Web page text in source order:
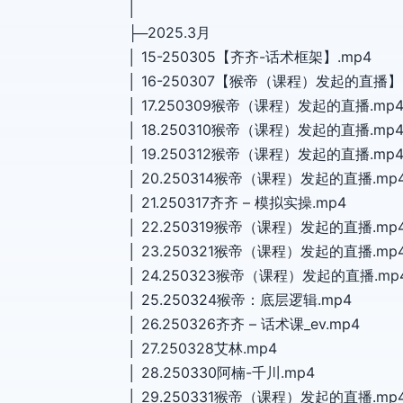
├─2025.3月
│ 15-250305【齐齐-话术框架】.mp4
│ 16-250307【猴帝（课程）发起的直播
│ 17.250309猴帝（课程）发起的直播.mp4
│ 18.250310猴帝（课程）发起的直播.mp4
│ 19.250312猴帝（课程）发起的直播.mp4
│ 20.250314猴帝（课程）发起的直播
│ 21.250317齐齐 – 模拟实操.mp4
│ 22.250319猴帝（课程）发起的直播
│ 23.250321猴帝（课程）发起的直播
│ 24.250323猴帝（课程）发起的直播
│ 25.250324猴帝：底层逻辑.mp4
│ 26.250326齐齐 – 话术课_ev.mp4
│ 27.250328艾林.mp4
│ 28.250330阿楠-千川.mp4
│ 29.250331猴帝（课程）发起的直播